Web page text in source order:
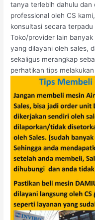
tanya terlebih dahulu dan
professional oleh CS
konsultasi secara terpadu
Toko/provider lain
yang dilayani oleh sales,
sekaligus merangkap
perhatikan tips